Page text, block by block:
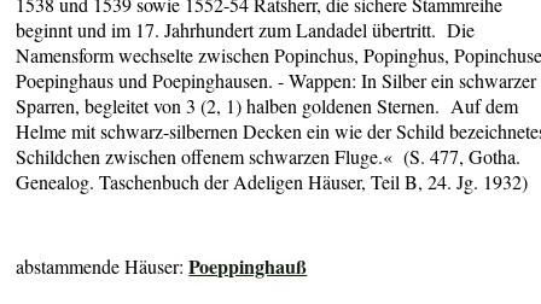
beginnt und im 17. Jahrhundert zum Landadel übertritt. Die
Namensform wechselte zwischen Popinchus, Popinghus,
Poepinghaus und Poepinghausen. - Wappen: In Silber ein schwarzer
Sparren, begleitet von 3 (2, 1) halben goldenen Sternen. Auf dem
Helme mit schwarz-silbernen Decken ein wie der Schild
Schildchen zwischen offenem schwarzen Fluge.« (S. 477, Gotha.
Genealog. Taschenbuch der Adeligen Häuser, Teil B, 24. Jg. 1932)
abstammende Häuser:Poeppinghauß